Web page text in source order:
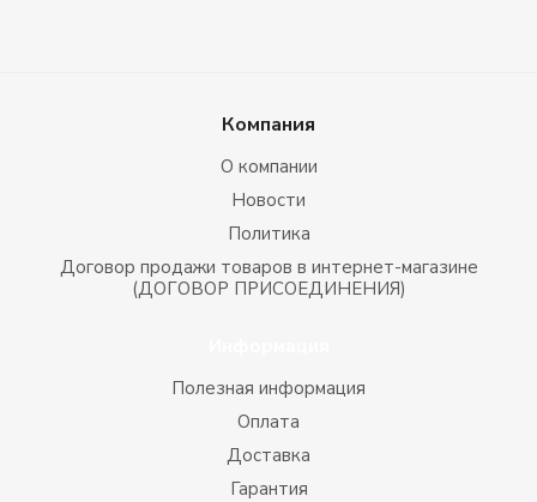
Компания
О компании
Новости
Политика
Договор продажи товаров в интернет-магазине
(ДОГОВОР ПРИСОЕДИНЕНИЯ)
Полезная информация
Оплата
Доставка
Гарантия